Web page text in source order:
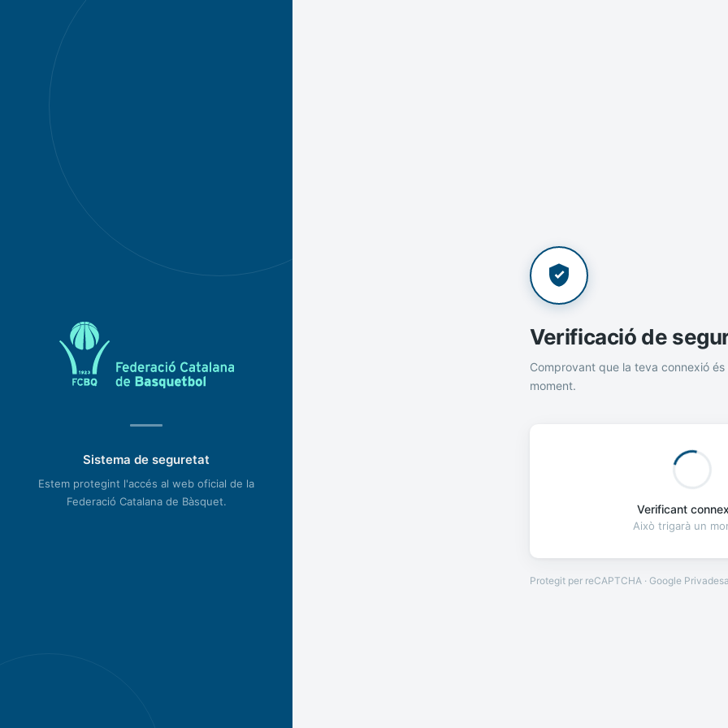
Sistema de seguretat
Estem protegint l'accés al web oficial de la
Federació Catalana de Bàsquet.
Verificació de
Comprovant que la teva connexió és
moment.
Verificant
Això trigarà un
Protegit per reCAPTCHA · Google Privadesa